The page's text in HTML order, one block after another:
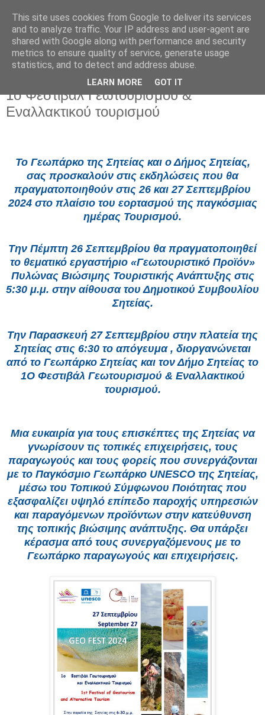
Παρασκευή 20 Σεπτεμβρίου 2024
1o Φεστιβάλ Γεωτουρισμού &
Εναλλακτικού τουρισμού
Το Γεωπάρκο της Σητείας και ο Δήμος Σητείας,
σας προσκαλούν στις εκδηλώσεις που θα
πραγματοποιηθούν στις 26 και 27 Σεπτεμβρίου
2024 στο πλαίσιο του εορτασμού της παγκόσμιας
ημέρας Τουρισμού.
Την Πέμπτη 26 Σεπτεμβρίου θα πραγματοποιηθεί
το θεματικό εργαστήριο «Γεωτουριστικό Προϊόν»
Πυλώνας Βιώσιμης Τουριστικής Ανάπτυξης στις
5:30 μ.μ. στην αίθουσα του Δημοτικού Συμβουλίου
Σητείας.
Την Παρασκευή 27 Σεπτεμβρίου στην πλατεία της
Σητείας στις 6:30 το απόγευμα , διοργανώνεται
από το Γεωπάρκο Σητείας και τον Δήμο Σητείας το
1Ο Φεστιβάλ Γεωτουρισμού & Εναλλακτικού
τουρισμού.
Μια ευκαιρία για τους επισκέπτες της Σητείας να
γνωρίσουν τις τοπικές επιχειρήσεις, τους
παραγωγούς και τους φορείς που συνεργάζονται
με το Παγκόσμιο Γεωπάρκο UNESCO της Σητείας,
μέσω του Τοπικού Σύμφωνου Ποιότητας που
εξασφαλίζει υψηλό επίπεδο παροχής υπηρεσιών
και παραγόμενων προϊόντων στην κατεύθυνση
της τοπικής βιώσιμης ανάπτυξης. Θα υπάρξει
κέρασμα από τους συνεργαζόμενους με το
Γεωπάρκο παραγωγούς και επιχειρήσεις.
This site uses cookies from Google to deliver its services
and to analyze traffic. Your IP address and user-agent are
shared with Google along with performance and security
metrics to ensure quality of service, generate usage
statistics, and to detect and address abuse.
LEARN MORE GOT IT